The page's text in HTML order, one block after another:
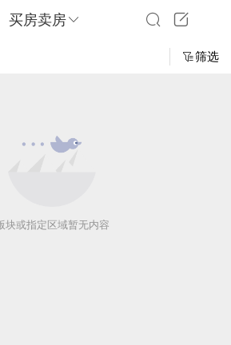
买房卖房
筛选
块或指定区域暂无内容